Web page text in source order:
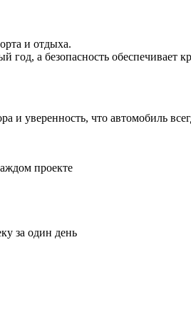
и отдыха.
год, а безопасность обеспечивает
и уверенность, что автомобиль
проекте
за один день